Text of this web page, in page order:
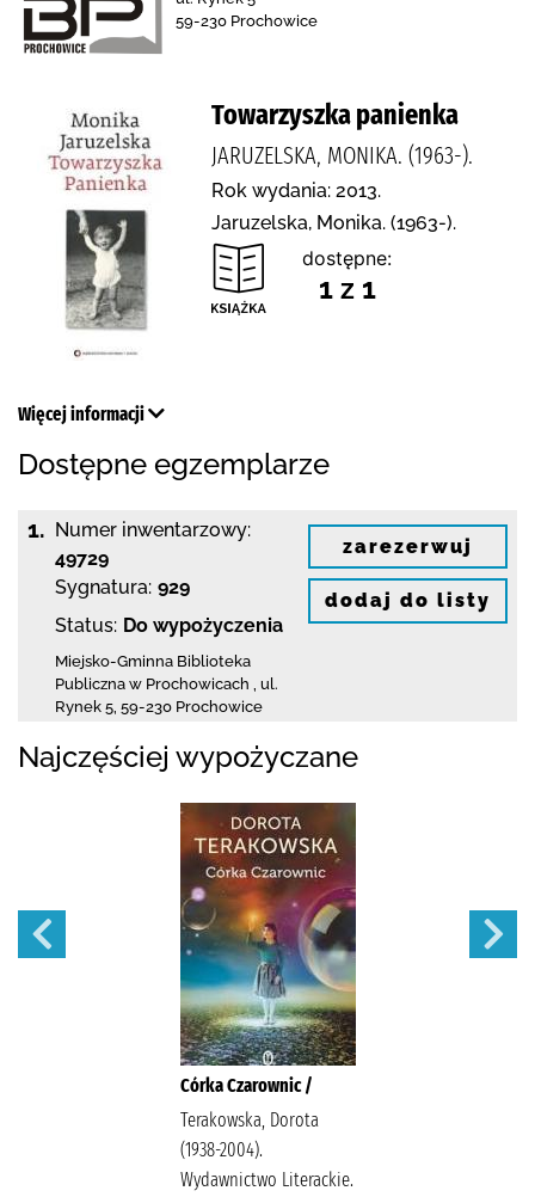
59-230 Prochowice
Towarzyszka panienka
JARUZELSKA, MONIKA. (1963-).
Rok wydania: 2013.
Jaruzelska, Monika. (1963-).
dostępne:
1 z 1
Więcej informacji
Dostępne egzemplarze
1. Numer inwentarzowy:
49729
Sygnatura: 929
Status: Do wypożyczenia
Miejsko-Gminna Biblioteka
Publiczna w Prochowicach
ul.
Rynek 5 59-230 Prochowice
zarezerwuj
dodaj do listy
Najczęściej wypożyczane
Córka Czarownic /
Terakowska, Dorota
(1938-2004).
Wydawnictwo Literackie.